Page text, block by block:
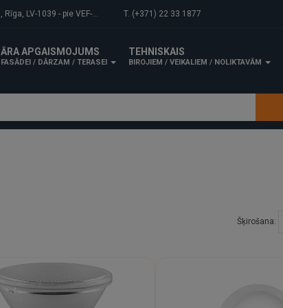
1039 - pie VEF-Gaisa tilta. T. (+371) 22 33 1877
ĀRA APGAISMOJUMS
FASĀDEI / DĀRZAM / TERASEI
TEHNISKAIS
BIROJIEM / VEIKALIEM / NOLIKTAVĀM
Šķirošana: